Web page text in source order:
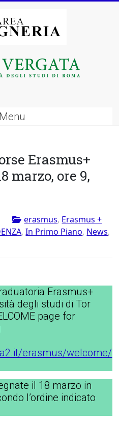
Menu
Erasmus+
marzo, ore 9,
erasmus, Erasmus +
,In Primo Piano, News,
Erasmus+
degli studi di Tor
page for
erasmus/welcome/
il 18 marzo in
l’ordine indicato